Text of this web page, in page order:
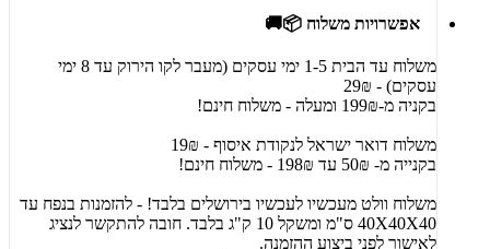
אפשרויות משלוח 📦🚚
משלוח עד הבית 1-5 ימי עסקים (מעבר לקו הירוק עד 8 ימי
עסקים) - 29₪
בקניה מ-199₪ ומעלה - משלוח חינם!
משלוח דואר ישראל לנקודת איסוף - 19₪
בקנייה מ- 50₪ עד 198₪ - משלוח חינם!
משלוח וולט מעכשיו לעכשיו בירושלים בלבד! - להזמנות בנפח עד
40X40X40 ס"מ ומשקל 10 ק"ג בלבד. חובה להתקשר לנציג
לאישור לפני ביצוע ההזמנה.